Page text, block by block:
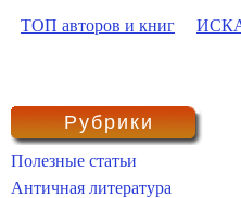
ТОП авторов и книг
Рубрики
Полезные статьи
Античная литература